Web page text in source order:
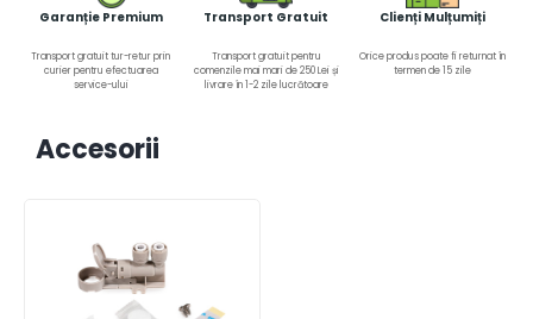
Garanție Premium
Transport gratuit tur-retur prin
curier pentru efectuarea
service-ului
Transport Gratuit
Transport gratuit pentru
comenzile mai mari de 250 Lei și
livrare în 1-2 zile lucrătoare
Clienți Mulțumiți
Orice produs poate fi returnat în
termen de 15 zile
Accesorii